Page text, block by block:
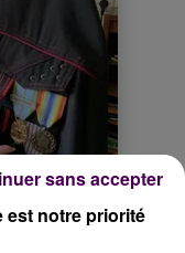
est notre priorité
sans accepter